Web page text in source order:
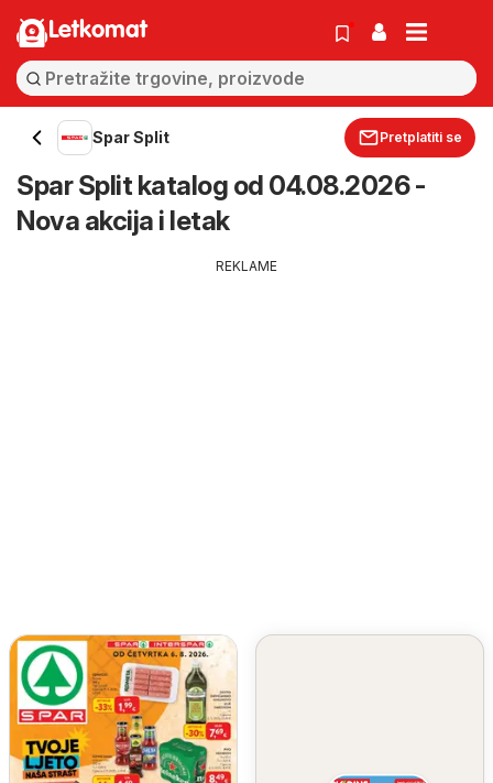
Letkomat
Spar Split Pretplatiti se
Spar Split katalog od 04.08.2026 -
Nova akcija i letak
REKLAME